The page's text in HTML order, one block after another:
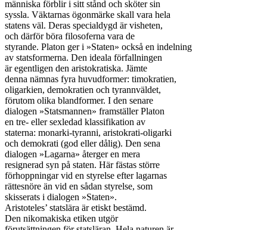
människa förblir i sitt stånd och sköter sin
syssla. Väktarnas ögonmärke skall vara hela
statens väl. Deras specialdygd är visheten,
och därför böra filosoferna vara de
styrande. Platon ger i »Staten» också en indelning
av statsformerna. Den ideala förfallningen
är egentligen den aristokratiska. Jämte
denna nämnas fyra huvudformer: timokratien,
oligarkien, demokratien och tyrannväldet,
förutom olika blandformer. I den senare
dialogen »Statsmannen» framställer Platon
en tre- eller sexledad klassifikation av
staterna: monarki-tyranni, aristokrati-oligarki
och demokrati (god eller dålig). Den sena
dialogen »Lagarna» återger en mera
resignerad syn på staten. Här fästas större
förhoppningar vid en styrelse efter lagarnas
rättesnöre än vid en sådan styrelse, som
skisserats i dialogen »Staten».
Aristoteles’ statslära är etiskt bestämd.
Den nikomakiska etiken utgör